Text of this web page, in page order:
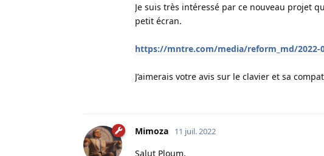
Je suis très intéressé par ce nouveau projet
petit écran.
https://mntre.com/media/reform_md/
J’aimerais votre avis sur le clavier et sa
Mimoza 11 juil. 2022
Salut Ploum,